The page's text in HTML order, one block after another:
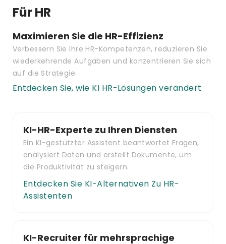
Für HR
Maximieren Sie die HR-Effizienz
Verbessern Sie Ihre HR-Kompetenzen, reduzieren Sie
wiederkehrende Aufgaben und konzentrieren Sie sich
auf die Strategie.
Entdecken Sie, wie KI HR-Lösungen verändert
KI-HR-Experte zu Ihren Diensten
Ein KI-gestützter Assistent beantwortet Fragen,
analysiert Daten und erstellt Dokumente, um
die Produktivität zu steigern.
Entdecken Sie KI-Alternativen Zu HR-
Assistenten
KI-Recruiter für mehrsprachige